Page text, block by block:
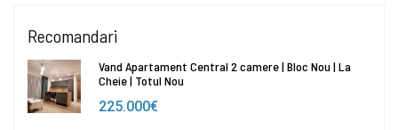
Recomandari
Vand Apartament Central 2 camere | Bloc Nou | La
Cheie | Totul Nou
225.000€